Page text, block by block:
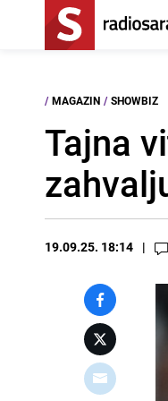
/ MAGAZIN / SHOWBIZ
Tajna
19.09.25. 18:14